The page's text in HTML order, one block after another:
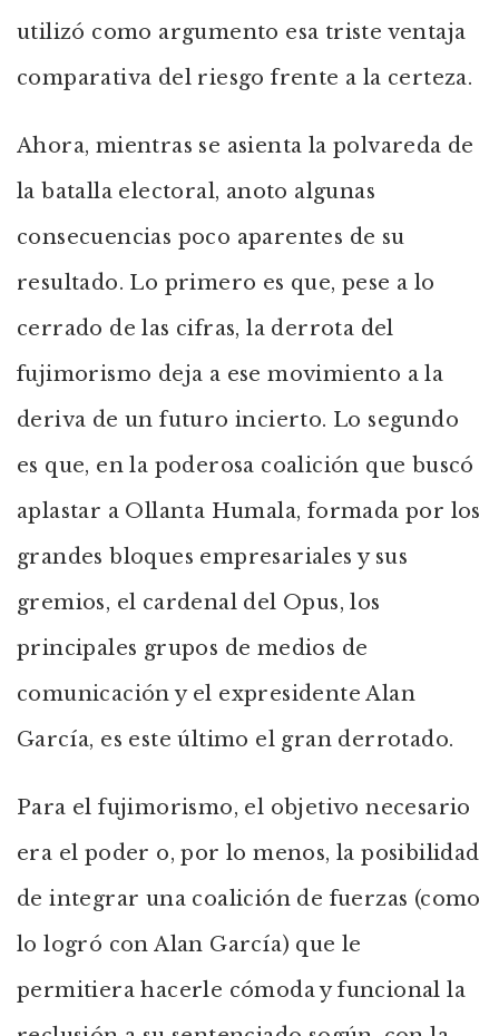
utilizó como argumento esa triste ventaja
comparativa del riesgo frente a la certeza.
Ahora, mientras se asienta la polvareda de
la batalla electoral, anoto algunas
consecuencias poco aparentes de su
resultado. Lo primero es que, pese a lo
cerrado de las cifras, la derrota del
fujimorismo deja a ese movimiento a la
deriva de un futuro incierto. Lo segundo
es que, en la poderosa coalición que buscó
aplastar a Ollanta Humala, formada por los
grandes bloques empresariales y sus
gremios, el cardenal del Opus, los
principales grupos de medios de
comunicación y el expresidente Alan
García, es este último el gran derrotado.
Para el fujimorismo, el objetivo necesario
era el poder o, por lo menos, la posibilidad
de integrar una coalición de fuerzas (como
lo logró con Alan García) que le
permitiera hacerle cómoda y funcional la